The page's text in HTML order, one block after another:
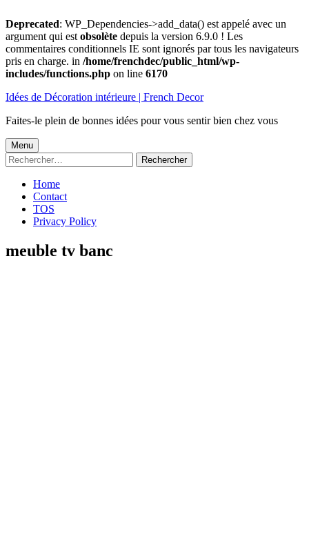
Deprecated: WP_Dependencies->add_data() est appelé avec un
argument qui est obsolète depuis la version 6.9.0 ! Les
commentaires conditionnels IE sont ignorés par tous les navigateurs
pris en charge. in /home/frenchdec/public_html/wp-
includes/functions.php on line 6170
au
Idées de Décoration intérieure | French Decor
Faites-le plein de bonnes idées pour vous sentir bien chez vous
Menu
principal
Menu
Rechercher :
Home
Contact
TOS
Privacy Policy
meuble tv banc